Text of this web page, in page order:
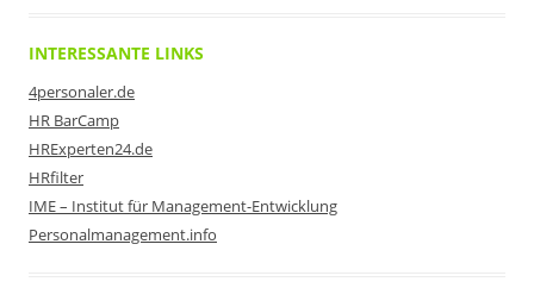
INTERESSANTE LINKS
4personaler.de
HR BarCamp
HRExperten24.de
HRfilter
IME – Institut für Management-Entwicklung
Personalmanagement.info